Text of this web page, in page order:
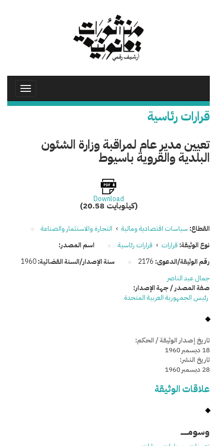
Toggle
قرارات رئاسية
تعيين مدير عام لمراقبة وزارة الشئون
البلدية والقروية باسيوط
Download
(20.58 كيلوبايت)
القطاع: سياسات اقتصادية ومالية › التجارة والاستثمار والصناعة
نوع الوثيقة: قرارات › قرارات رئاسية
رقم الوثيقة/الدعوى: 2176 سنة الإصدار/السنة القضائية:1960
اسم المصدر:
جمال عبد الناصر
صفة المصدر / جهة الإصدار:
رئيس الجمهورية العربية المتحدة
تاريخ إصدار الوثيقة / الحكم:
18 ديسمبر 1960
تاريخ النشر:
28 ديسمبر 1960
علاقات الوثيقة
وسومـــــ